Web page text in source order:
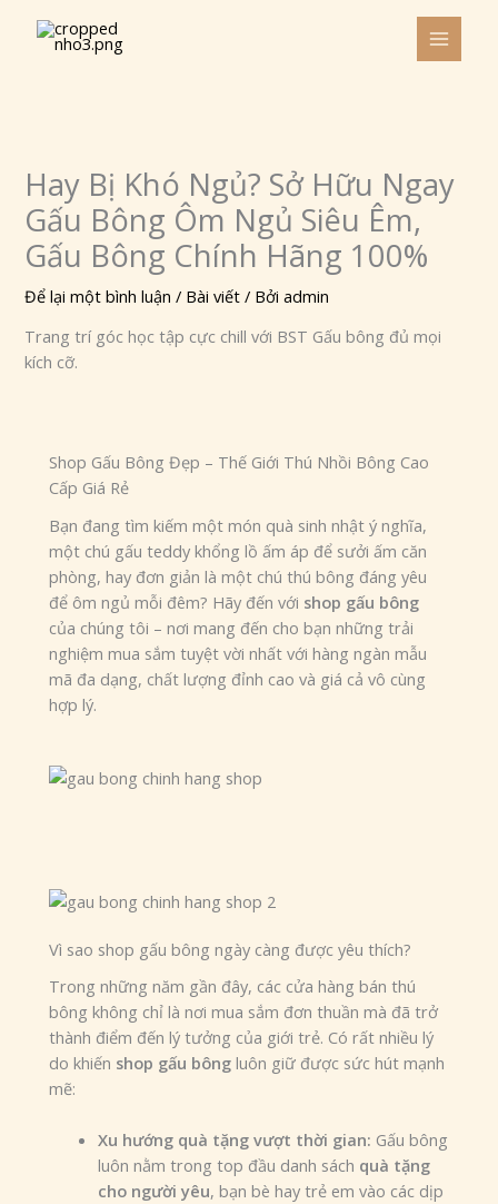
Hay Bị Khó Ngủ? Sở Hữu Ngay
Gấu Bông Ôm Ngủ Siêu Êm,
Gấu Bông Chính Hãng 100%
Để lại một bình luận / Bài viết / Bởiadmin
Trang trí góc học tập cực chill với BST Gấu bông đủ mọi
kích cỡ.
Shop Gấu Bông Đẹp – Thế Giới Thú Nhồi Bông Cao
Cấp Giá Rẻ
Bạn đang tìm kiếm một món quà sinh nhật ý nghĩa,
một chú gấu teddy khổng lồ ấm áp để sưởi ấm căn
phòng, hay đơn giản là một chú thú bông đáng yêu
để ôm ngủ mỗi đêm? Hãy đến với shop gấu bông
của chúng tôi – nơi mang đến cho bạn những trải
nghiệm mua sắm tuyệt vời nhất với hàng ngàn mẫu
mã đa dạng, chất lượng đỉnh cao và giá cả vô cùng
hợp lý.
Vì sao shop gấu bông ngày càng được yêu thích?
Trong những năm gần đây, các cửa hàng bán thú
bông không chỉ là nơi mua sắm đơn thuần mà đã trở
thành điểm đến lý tưởng của giới trẻ. Có rất nhiều lý
do khiến shop gấu bông luôn giữ được sức hút mạnh
mẽ:
Xu hướng quà tặng vượt thời gian: Gấu bông
luôn nằm trong top đầu danh sách quà tặng
cho người yêu, bạn bè hay trẻ em vào các dịp